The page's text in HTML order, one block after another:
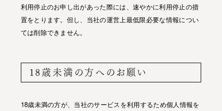
利用停止のお申し出があった際には、速やかに利用停止の措
置をとります。但し、当社の運営上最低限必要な情報につい
ては削除できません。
18歳未満の方へのお願い
18歳未満の方が、当社のサービスを利用するため個人情報を